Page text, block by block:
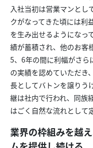
入社当初は営業マンとし
クがなってきた頃には利
を生み出せるようになっ
績が蓄積され、他のお客
5、6年の間に利幅がさら
の実績を認めていただき
長としてバトンを譲りう
継は社内で行われ、同族
はごく自然な流れとして
業界の枠組みを越